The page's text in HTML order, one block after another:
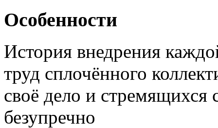
Особенности
История внедрения
труд сплочённого
своё дело и стремящихся
безупречно